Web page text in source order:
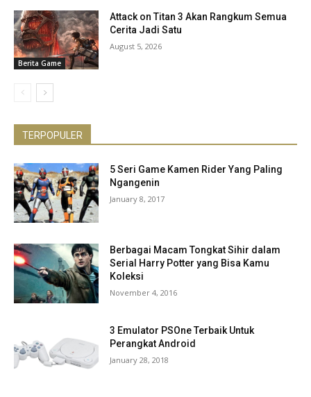
Berita Game
Attack on Titan 3 Akan Rangkum Semua
Cerita Jadi Satu
August 5, 2026
TERPOPULER
5 Seri Game Kamen Rider Yang Paling
Ngangenin
January 8, 2017
Berbagai Macam Tongkat Sihir dalam
Serial Harry Potter yang Bisa Kamu
Koleksi
November 4, 2016
3 Emulator PSOne Terbaik Untuk
Perangkat Android
January 28, 2018